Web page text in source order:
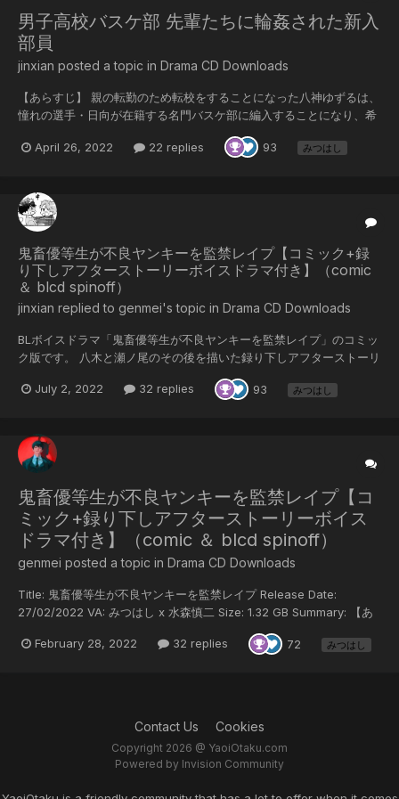
男子高校バスケ部 先輩たちに輪姦された新入
部員
jinxian posted a topic in Drama CD Downloads
【あらすじ】 親の転勤のため転校をすることになった八神ゆずるは、
憧れの選手・日向が在籍する名門バスケ部に編入することになり、希
望に燃えていた。 ところが、入部早々頭角を表しレギュラーの座に付
いた八神は、先輩に目をつけられることに。 暴行を受けているところ
獄の部活動が幕を開けるのだった……。 キャラクター】 八神 ゆずる
CV:みつはし バスケの名門校に転入してきた高校○年生。バスケを愛
April 26, 2022 22 replies 93 みつはし
鬼畜優等生が不良ヤンキーを監禁レイプ【コミック+録
り下しアフターストーリーボイスドラマ付き】（comic
＆ blcd spinoff）
jinxian replied to genmei's topic in Drama CD Downloads
BLボイスドラマ「鬼畜優等生が不良ヤンキーを監禁レイプ」のコミッ
ク版です。 八木と瀬ノ尾のその後を描いた録り下しアフターストーリ
【あらすじ】 過去の出来事がきっかけで、誰にも手が付けられないヤ
は、かつて自分を虐めていた瀬ノ尾だった……。 【キャラクター】 八
木元輝(やぎ もとき) 高校◯年生 ヤンキー(受) 小学生の時、瀬ノ尾
July 2, 2022 32 replies 93 みつはし
鬼畜優等生が不良ヤンキーを監禁レイプ【コ
ミック+録り下しアフターストーリーボイス
ドラマ付き】（comic ＆ blcd spinoff）
genmei posted a topic in Drama CD Downloads
Title: 鬼畜優等生が不良ヤンキーを監禁レイプ Release Date:
27/02/2022 VA: みつはし x 水森慎二 Size: 1.32 GB Summary: 【あ
ーになってしまった元輝。 ある日、喧嘩帰りに暴行の現場を目撃して
February 28, 2022 32 replies 72 みつはし
Contact Us Cookies
Copyright 2026 @ YaoiOtaku.com
Powered by Invision Community